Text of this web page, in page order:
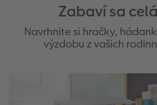
Zabaví sa
Navrhnite si hračky,
výzdobu z vašich